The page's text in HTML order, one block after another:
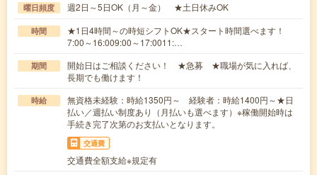
曜日頻度 週2日～5日OK（月～金） ★土日休みOK
時間
★1日4時間～の時短シフトOK★スタート時間選べます！
7:00～16:009:00～17:0011:…
期間
開始日はご相談ください！ ★急募 ★職場が気に入れば、
長期でも働けます！
時給
無資格未経験：時給1350円～ 経験者：時給1400円～★日
払い／週払い制度あり（月払いも選べます）※稼働開始時は
手続き完了次第のお支払いとなります。
交通費
交通費全額支給※規定有